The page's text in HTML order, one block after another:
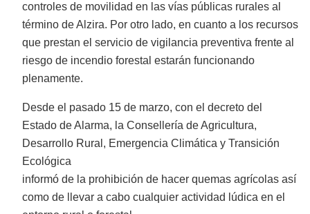
controles de movilidad en las vías públicas rurales al
término de Alzira. Por otro lado, en cuanto a los recursos
que prestan el servicio de vigilancia preventiva frente al
riesgo de incendio forestal estarán funcionando
plenamente.
Desde el pasado 15 de marzo, con el decreto del
Estado de Alarma, la Consellería de Agricultura,
Desarrollo Rural, Emergencia Climática y Transición
Ecológica
informó de la prohibición de hacer quemas agrícolas así
como de llevar a cabo cualquier actividad lúdica en el